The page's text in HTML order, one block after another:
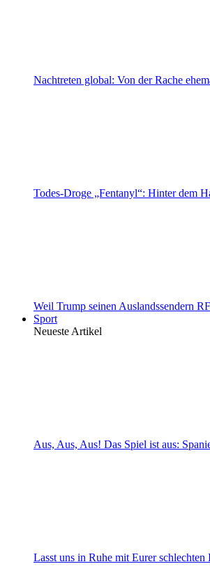
Nachtreten global: Von der Rache
Todes-Droge „Fentanyl“: Hinter dem
Weil Trump seinen Auslandssendern
Sport
Neueste Artikel
Aus, Aus, Aus! Das Spiel ist aus:
Lasst uns in Ruhe mit Eurer